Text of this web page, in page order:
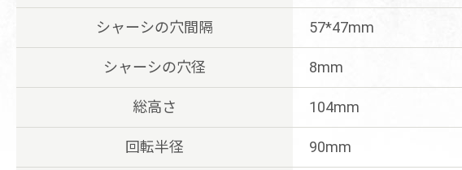
シャーシの穴間隔 57*47mm
シャーシの穴径 8mm
総高さ 104mm
回転半径 90mm